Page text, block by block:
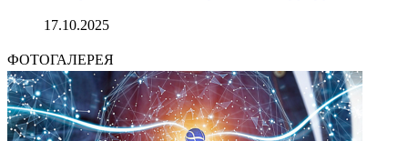
17.10.2025
ФОТОГАЛЕРЕЯ